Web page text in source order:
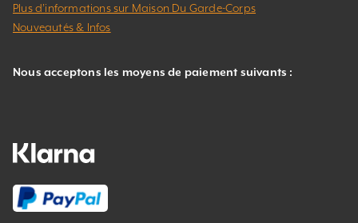
Plus d’informations sur Maison Du Garde-Corps
Nouveautés & Infos
Nous acceptons les moyens de paiement suivants :